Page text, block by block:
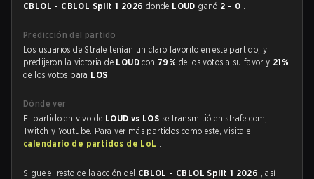
CBLOL - CBLOL Split 1 2026 donde LOUD ganó 2 - 0 .
Predicción del partido
Los usuarios de Strafe tenían un claro favorito en este partido, y
predijeron la victoria de LOUDcon 79% de los votos a su favor y 21%
de los votos para LOS .
Dónde ver
El partido en vivo de LOUD vs LOS se transmitió en strafe.com,
Twitch y Youtube. Para ver más partidos como este, visita el
calendario de partidos de LoL .
Sigue el resto de la acción del CBLOL - CBLOL Split 1 2026 , así